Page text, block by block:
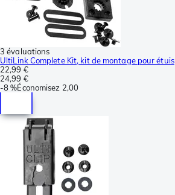
3 évaluations
UltiLink Complete Kit, kit de montage pour étuis
22,99 €
24,99 €
-8 %Économisez 2,00